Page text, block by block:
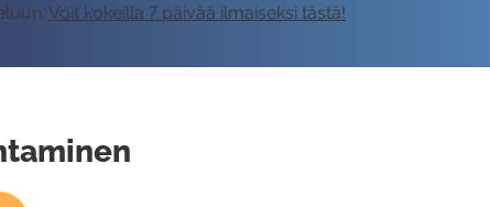
Voit kokeilla 7 päivää ilmaiseksi tästä!